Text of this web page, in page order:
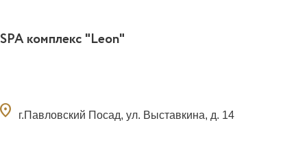
SPA комплекс "Leon"
г.Павловский Посад, ул. Выставкина, д. 14